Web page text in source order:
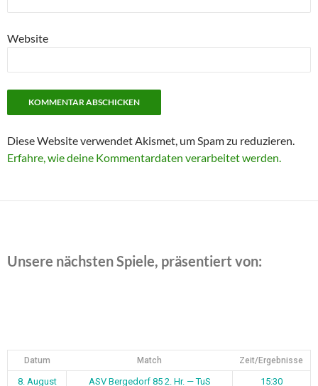
Website
Diese Website verwendet Akismet, um Spam zu reduzieren.
Erfahre, wie deine Kommentardaten verarbeitet werden.
Unsere nächsten Spiele, präsentiert von:
Datum Match Zeit/Ergebnisse
8. August ASV Bergedorf 85 2. Hr. — TuS 15:30